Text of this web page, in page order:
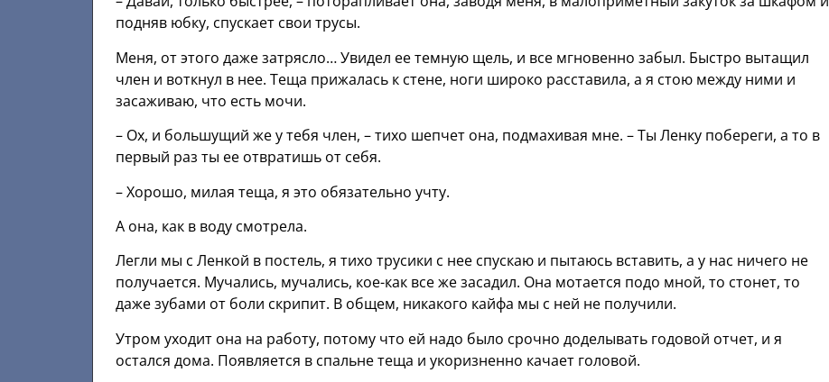
подняв юбку, спускает свои трусы.
Меня, от этого даже затрясло… Увидел ее темную щель, и все мгновенно забыл. Быстро вытащил
член и воткнул в нее. Теща прижалась к стене, ноги широко расставила, а я стою между ними и
засаживаю, что есть мочи.
– Ох, и большущий же у тебя член, – тихо шепчет она, подмахивая мне. – Ты Ленку побереги, а то в
первый раз ты ее отвратишь от себя.
– Хорошо, милая теща, я это обязательно учту.
А она, как в воду смотрела.
Легли мы с Ленкой в постель, я тихо трусики с нее спускаю и пытаюсь вставить, а у нас ничего не
получается. Мучались, мучались, кое-как все же засадил. Она мотается подо мной, то стонет, то
даже зубами от боли скрипит. В общем, никакого кайфа мы с ней не получили.
Утром уходит она на работу, потому что ей надо было срочно доделывать годовой отчет, и я
остался дома. Появляется в спальне теща и укоризненно качает головой.